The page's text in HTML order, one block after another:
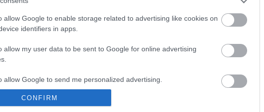
allow Google to enable storage related to advertising like cookies on
identifiers in apps.
allow my user data to be sent to Google for online advertising
allow Google to send me personalized advertising.
allow Google to enable storage related to analytics like cookies on
CONFIRM
A MI HAZÁNK
IDŐKÖZI VÁLASZTÁST
jelölt.